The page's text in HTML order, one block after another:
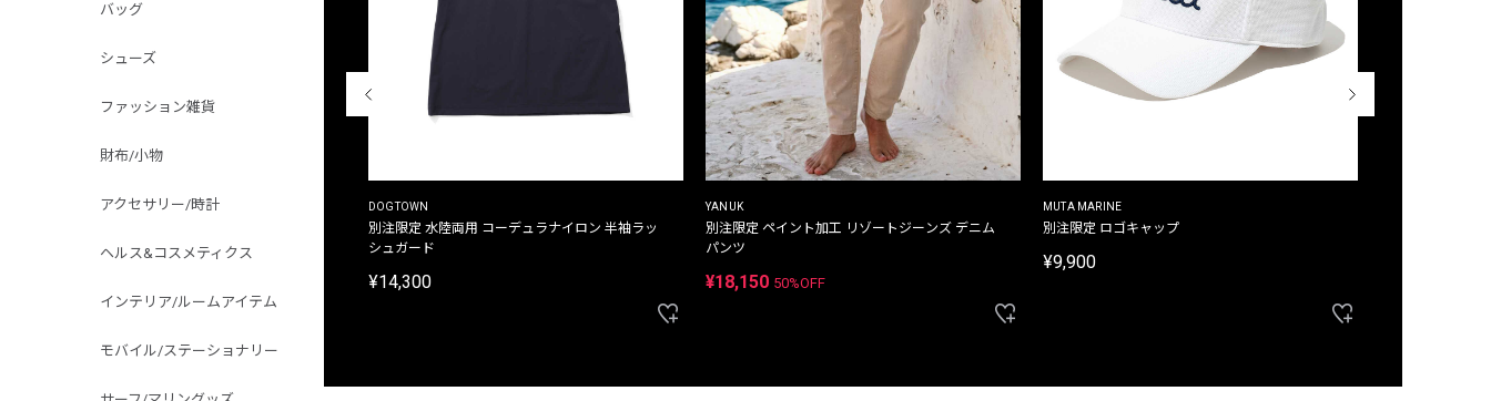
バッグ
シューズ
ファッション雑貨
財布/小物
アクセサリー/時計
ヘルス&コスメティクス
インテリア/ルームアイテム
モバイル/ステーショナリー
THE DUFFER OF ST.GEORGE
プリントTシャツ
DOGTOWN
別注限定 水陸両用 コーデュラナイロン 半袖ラッ
シュガード
¥14,300
YANUK
別注限定 ペイント加工 リゾートジーンズ デニム
パンツ
¥18,150 50%OFF
MUTA MARINE
別注限定 ロゴキャップ
¥9,900